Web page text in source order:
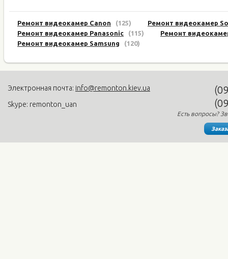
Ремонт видеокамер Canon (125)
Ремонт видеокамер
Ремонт видеокамер Panasonic (115)
Ремонт
Ремонт видеокамер Samsung (120)
Электронная почта: info@remonton.kiev.ua
Skype: remonton_uan
Есть вопросы?